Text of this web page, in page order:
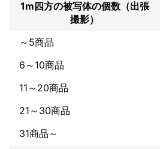
・ミディアミクス / PR会社
（飄香、飄香小院、飄香竹韻、
SA、nombre、APERO,SALONE
ATRINO DA SALONE、
LOTTOCENTO、 BIODINAMICO 、
S、RINASIMENTO、Subrideo
b、menu
・LION シェフトモ （テイクアウトア
プリ）
1m四方の被写体の個数（出張
撮影）
～5商品
6～10商品
11～20商品
21～30商品
31商品～